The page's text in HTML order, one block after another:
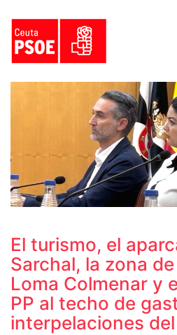
El turismo, el
Sarchal, la zona
Loma Colmenar y
PP al techo de
interpelaciones del